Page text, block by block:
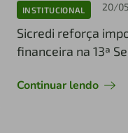
INSTITUCIONAL 20/
Sicredi reforça
financeira na 13ª
Continuar lendo